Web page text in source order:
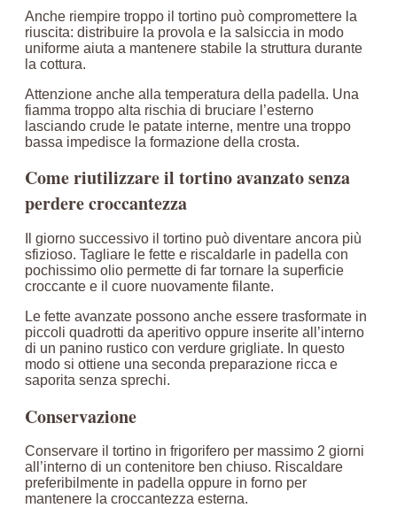
Anche riempire troppo il tortino può compromettere la
riuscita: distribuire la provola e la salsiccia in modo
uniforme aiuta a mantenere stabile la struttura durante
la cottura.
Attenzione anche alla temperatura della padella. Una
fiamma troppo alta rischia di bruciare l’esterno
lasciando crude le patate interne, mentre una troppo
bassa impedisce la formazione della crosta.
Come riutilizzare il tortino avanzato senza
perdere croccantezza
Il giorno successivo il tortino può diventare ancora più
sfizioso. Tagliare le fette e riscaldarle in padella con
pochissimo olio permette di far tornare la superficie
croccante e il cuore nuovamente filante.
Le fette avanzate possono anche essere trasformate in
piccoli quadrotti da aperitivo oppure inserite all’interno
di un panino rustico con verdure grigliate. In questo
modo si ottiene una seconda preparazione ricca e
saporita senza sprechi.
Conservazione
Conservare il tortino in frigorifero per massimo 2 giorni
all’interno di un contenitore ben chiuso. Riscaldare
preferibilmente in padella oppure in forno per
mantenere la croccantezza esterna.